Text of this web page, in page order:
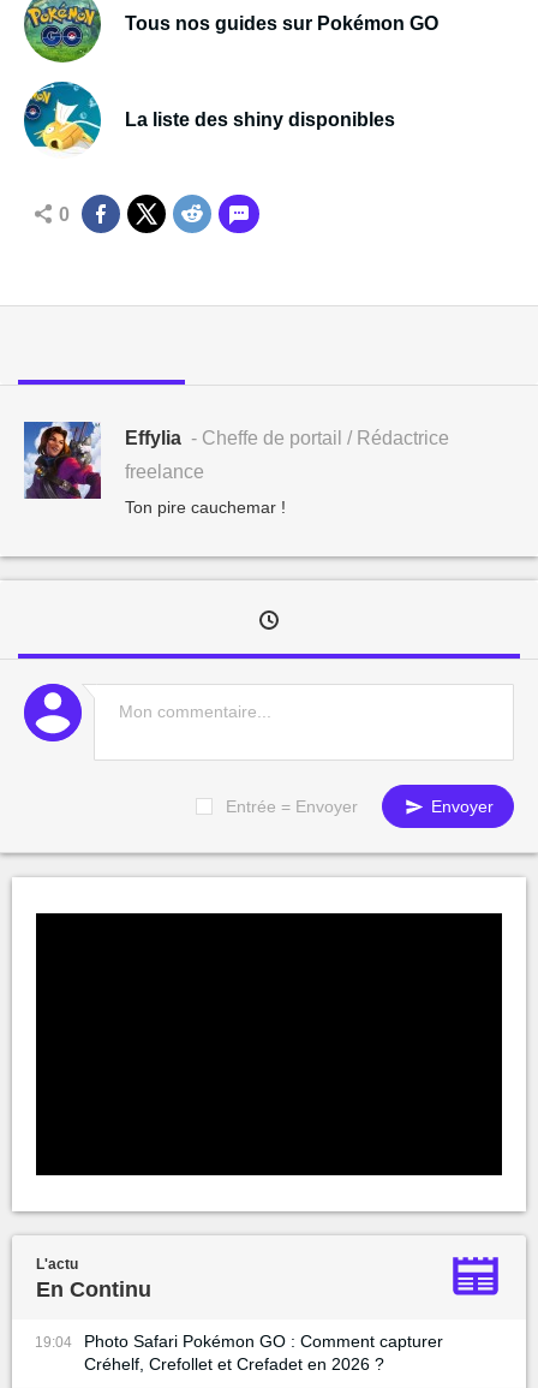
Tous nos guides sur Pokémon GO
La liste des shiny disponibles
0
Effylia - Cheffe de portail / Rédactrice
freelance
Ton pire cauchemar !
Entrée = Envoyer Envoyer
L'actu
En Continu
19:04
Photo Safari Pokémon GO : Comment capturer
Créhelf, Crefollet et Crefadet en 2026 ?